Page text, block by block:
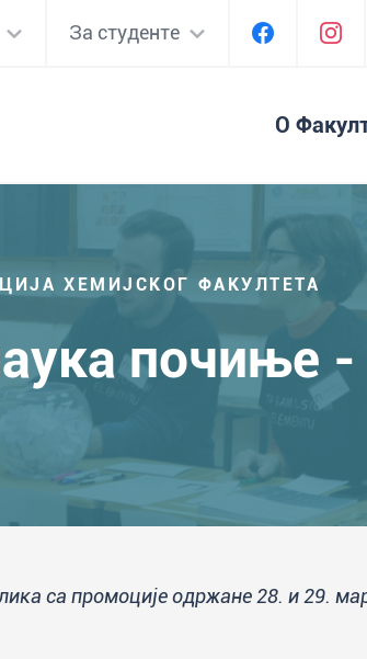
За студенте
О
ХЕМИЈСКОГ ФАКУЛТЕТА
почиње
са промоције одржане 28. и 29.